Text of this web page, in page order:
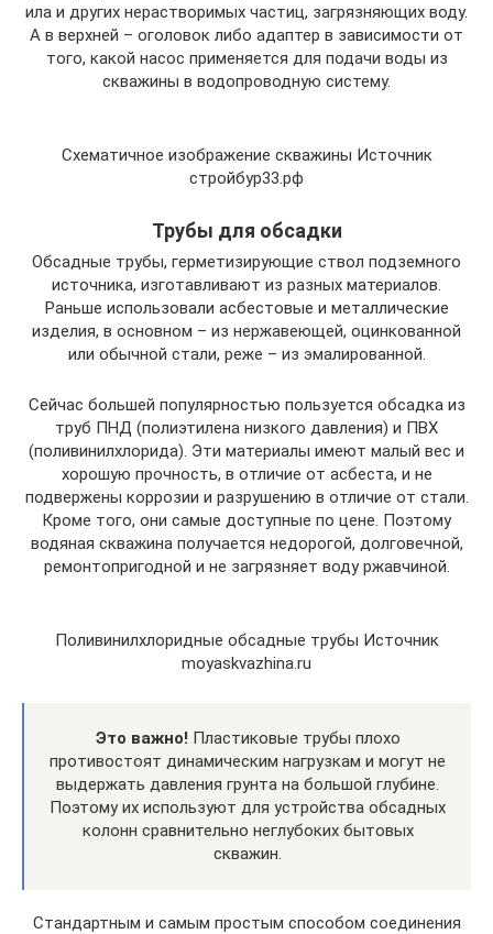
ила и других нерастворимых частиц, загрязняющих воду.
А в верхней – оголовок либо адаптер в зависимости от
того, какой насос применяется для подачи воды из
скважины в водопроводную систему.
Схематичное изображение скважины Источник
стройбур33.рф
Трубы для обсадки
Обсадные трубы, герметизирующие ствол подземного
источника, изготавливают из разных материалов.
Раньше использовали асбестовые и металлические
изделия, в основном – из нержавеющей, оцинкованной
или обычной стали, реже – из эмалированной.
Сейчас большей популярностью пользуется обсадка из
труб ПНД (полиэтилена низкого давления) и ПВХ
(поливинилхлорида). Эти материалы имеют малый вес и
хорошую прочность, в отличие от асбеста, и не
подвержены коррозии и разрушению в отличие от стали.
Кроме того, они самые доступные по цене. Поэтому
водяная скважина получается недорогой, долговечной,
ремонтопригодной и не загрязняет воду ржавчиной.
Поливинилхлоридные обсадные трубы Источник
moyaskvazhina.ru
Это важно! Пластиковые трубы плохо
противостоят динамическим нагрузкам и могут не
выдержать давления грунта на большой глубине.
Поэтому их используют для устройства обсадных
колонн сравнительно неглубоких бытовых
скважин.
Стандартным и самым простым способом соединения